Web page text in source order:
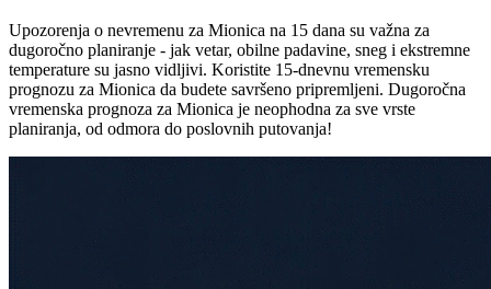
Upozorenja o nevremenu za Mionica na 15 dana su važna za
dugoročno planiranje - jak vetar, obilne padavine, sneg i ekstremne
temperature su jasno vidljivi. Koristite 15-dnevnu vremensku
prognozu za Mionica da budete savršeno pripremljeni. Dugoročna
vremenska prognoza za Mionica je neophodna za sve vrste
planiranja, od odmora do poslovnih putovanja!